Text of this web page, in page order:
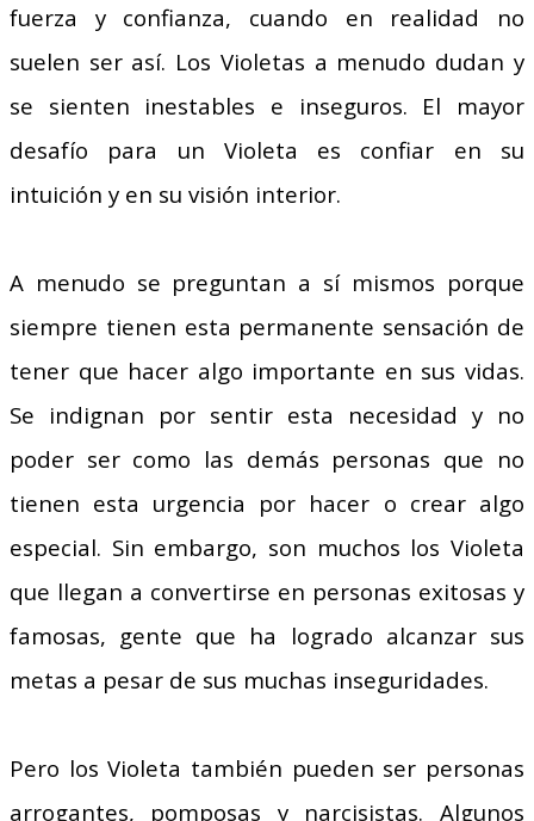
fuerza y confianza, cuando en realidad no
suelen ser así. Los Violetas a menudo dudan y
se sienten inestables e inseguros. El mayor
desafío para un Violeta es confiar en su
intuición y en su visión interior.
A menudo se preguntan a sí mismos porque
siempre tienen esta permanente sensación de
tener que hacer algo importante en sus vidas.
Se indignan por sentir esta necesidad y no
poder ser como las demás personas que no
tienen esta urgencia por hacer o crear algo
especial. Sin embargo, son muchos los Violeta
que llegan a convertirse en personas exitosas y
famosas, gente que ha logrado alcanzar sus
metas a pesar de sus muchas inseguridades.
Pero los Violeta también pueden ser personas
arrogantes, pomposas y narcisistas. Algunos